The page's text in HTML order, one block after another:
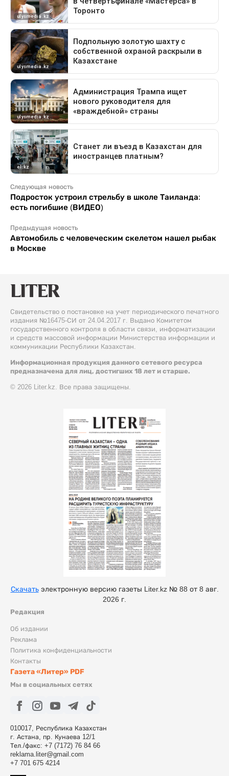
Следующая новость
Подросток устроил стрельбу в школе Таиланда:
есть погибшие (ВИДЕО)
Предыдущая новость
Автомобиль с человеческим скелетом нашел рыбак
в Москве
Свидетельство о постановке на учет периодического печатного
издания №16475-СИ от 24.04.2017 г. Выдано Комитетом
государственного контроля в области связи, информатизации
и средств массовой информации Министерства информации и
коммуникации Республики Казахстан.
Информационная продукция данного сетевого ресурса
предназначена для лиц, достигших 18 лет и старше.
© 2026 Liter.kz. Все права защищены.
Редакция
Об издании
Реклама
Политика конфиденциальности
Контакты
Газета «Литер» PDF
Мы в социальных сетях
010017, Республика Казахстан
г. Астана, пр. Кунаева 12/1
Тел./факс: +7 (7172) 76 84 66
reklama.liter@gmail.com
+7 701 675 4214
Скачатьэлектронную версию газеты Liter.kz № 88 от 8 авг.
2026 г.